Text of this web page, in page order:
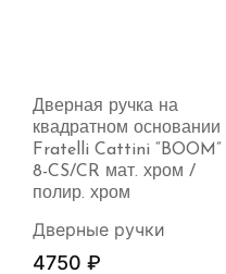
Дверная ручка на
квадратном основании
Fratelli Cattini “BOOM”
8-CS/CR мат. хром /
полир. хром
Дверные ручки
4750 ₽